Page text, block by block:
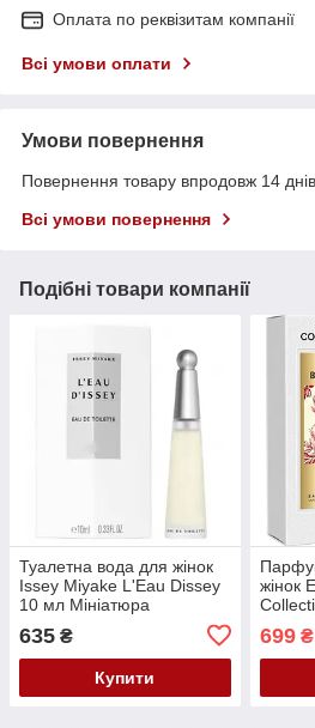
Оплата по реквізитам компанії
Всі умови оплати
Умови повернення
Повернення товару впродовж 14
Всі умови повернення
Подібні товари компанії
Туалетна вода для жінок
Issey Miyake L'Eau Dissey
10 мл Мініатюра
635 ₴
Купити
жінок
699₴